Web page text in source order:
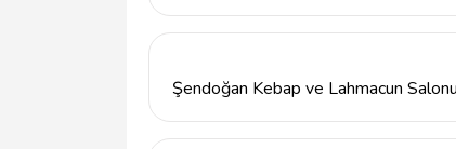
Şendoğan Kebap ve Lahmacun